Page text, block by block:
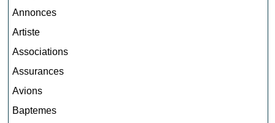
Annonces
Artiste
Associations
Assurances
Avions
Baptemes